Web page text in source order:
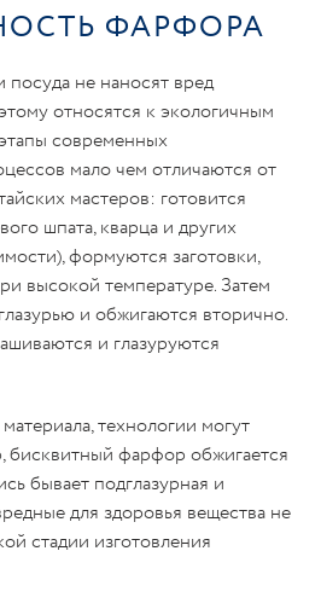
ФАРФОРА
не наносят вред
относятся к экологичным
современных
мало чем отличаются от
мастеров: готовится
шпата, кварца и других
формуются заготовки,
высокой температуре. Затем
и обжигаются вторично.
и глазуруются
технологии могут
бисквитный фарфор обжигается
бывает подглазурная и
для здоровья вещества не
стадии изготовления